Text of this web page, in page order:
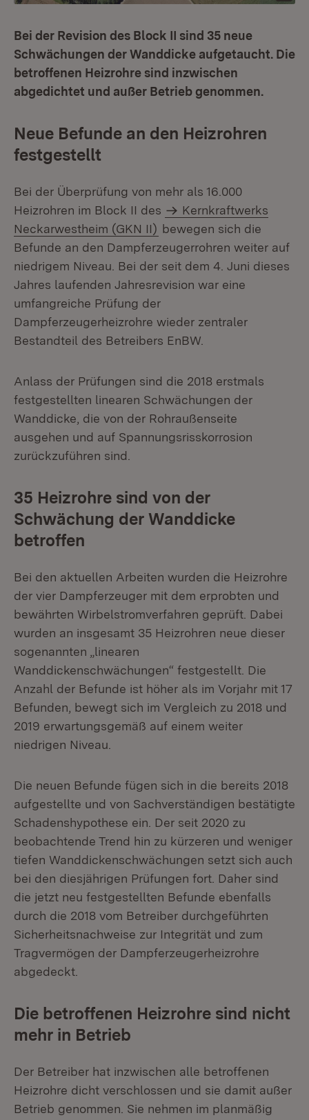
Bei der Revision des Block II sind 35 neue
Schwächungen der Wanddicke aufgetaucht. Die
betroffenen Heizrohre sind inzwischen
abgedichtet und außer Betrieb genommen.
Neue Befunde an den Heizrohren
festgestellt
Bei der Überprüfung von mehr als 16.000
Heizrohren im Block II des
Kernkraftwerks
Neckarwestheim (GKN II) bewegen sich die
Befunde an den Dampferzeugerrohren weiter auf
niedrigem Niveau. Bei der seit dem 4. Juni dieses
Jahres laufenden Jahresrevision war eine
umfangreiche Prüfung der
Dampferzeugerheizrohre wieder zentraler
Bestandteil des Betreibers EnBW.
Anlass der Prüfungen sind die 2018 erstmals
festgestellten linearen Schwächungen der
Wanddicke, die von der Rohraußenseite
ausgehen und auf Spannungsrisskorrosion
zurückzuführen sind.
35 Heizrohre sind von der
Schwächung der Wanddicke
betroffen
Bei den aktuellen Arbeiten wurden die Heizrohre
der vier Dampferzeuger mit dem erprobten und
bewährten Wirbelstromverfahren geprüft. Dabei
wurden an insgesamt 35 Heizrohren neue dieser
sogenannten „linearen
Wanddickenschwächungen“ festgestellt. Die
Anzahl der Befunde ist höher als im Vorjahr mit 17
Befunden, bewegt sich im Vergleich zu 2018 und
2019 erwartungsgemäß auf einem weiter
niedrigen Niveau.
Die neuen Befunde fügen sich in die bereits 2018
aufgestellte und von Sachverständigen bestätigte
Schadenshypothese ein. Der seit 2020 zu
beobachtende Trend hin zu kürzeren und weniger
tiefen Wanddickenschwächungen setzt sich auch
bei den diesjährigen Prüfungen fort. Daher sind
die jetzt neu festgestellten Befunde ebenfalls
durch die 2018 vom Betreiber durchgeführten
Sicherheitsnachweise zur Integrität und zum
Tragvermögen der Dampferzeugerheizrohre
abgedeckt.
Die betroffenen Heizrohre sind nicht
mehr in Betrieb
Der Betreiber hat inzwischen alle betroffenen
Heizrohre dicht verschlossen und sie damit außer
Betrieb genommen. Sie nehmen im planmäßig